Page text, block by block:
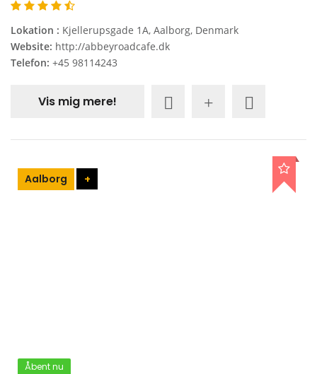
Lokation : Kjellerupsgade 1A, Aalborg, Denmark
Website: http://abbeyroadcafe.dk
Telefon: +45 98114243
Vis mig mere!
Aalborg +
Åbent nu